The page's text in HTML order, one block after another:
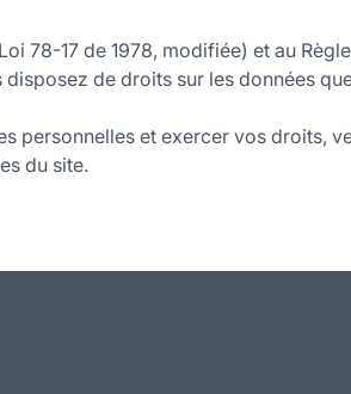
78-17 de 1978, modifiée) et au
de droits sur les données
personnelles et exercer vos droits,
du site.